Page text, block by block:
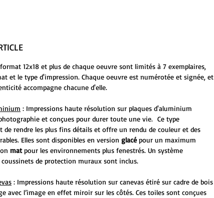
12x18 et plus de chaque oeuvre sont limités à 7 exemplaires,
et le type d'impression. Chaque oeuvre est numérotée et signée, et
accompagne chacune d'elle.
: Impressions haute résolution sur plaques d'aluminium
et conçues pour durer toute une vie. Ce type
de rendre les plus fins détails et offre un rendu de couleur et des
Elles sont disponibles en version glacépour un maximum
mat pour les environnements plus fenestrés. Un système
coussinets de protection muraux sont inclus.
: Impressions haute résolution sur canevas étiré sur cadre de bois
avec l’image en effet miroir sur les côtés. Ces toiles sont conçues